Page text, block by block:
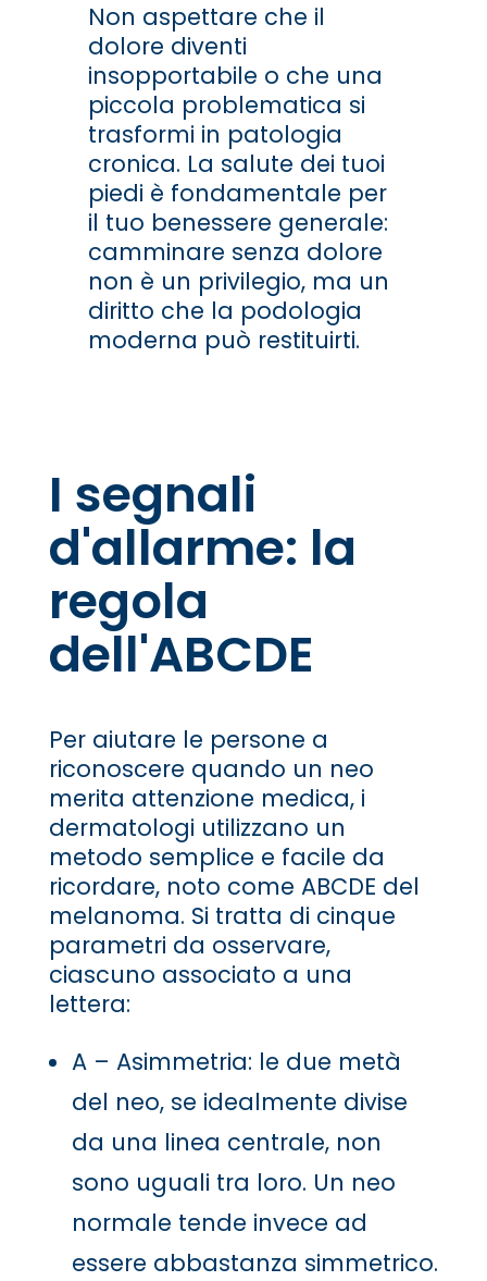
Non aspettare che il
dolore diventi
insopportabile o che una
piccola problematica si
trasformi in patologia
cronica. La salute dei tuoi
piedi è fondamentale per
il tuo benessere generale:
camminare senza dolore
non è un privilegio, ma un
diritto che la podologia
moderna può restituirti.
I segnali
d'allarme: la
regola
dell'ABCDE
Per aiutare le persone a
riconoscere quando un neo
merita attenzione medica, i
dermatologi utilizzano un
metodo semplice e facile da
ricordare, noto come ABCDE del
melanoma. Si tratta di cinque
parametri da osservare,
ciascuno associato a una
lettera:
A – Asimmetria: le due metà
del neo, se idealmente divise
da una linea centrale, non
sono uguali tra loro. Un neo
normale tende invece ad
essere abbastanza simmetrico.